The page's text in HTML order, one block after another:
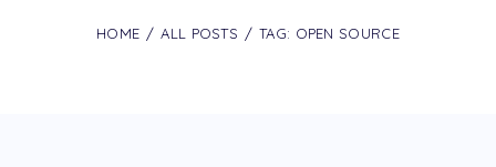
HOME ALL POSTS TAG: OPEN SOURCE